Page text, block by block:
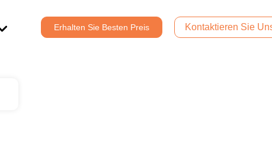
Erhalten Sie Besten Preis Kontaktieren Sie